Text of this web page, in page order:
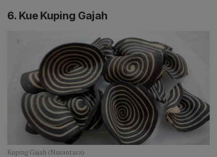
6. Kue Kuping Gajah
Kuping Gajah (Nusantara)